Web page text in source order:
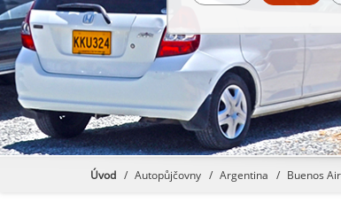
Úvod Autopůjčovny Argentina Buenos